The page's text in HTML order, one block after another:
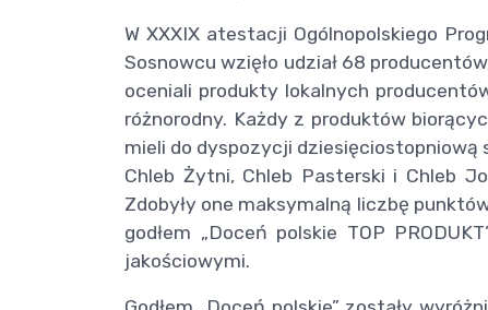
W XXXIX atestacji Ogólnopolskiego
Sosnowcu wzięło udział 68
oceniali produkty lokalnych
różnorodny. Każdy z produktów
mieli do dyspozycji dziesięciostopniową
Chleb Żytni, Chleb Pasterski i Chleb
Zdobyły one maksymalną liczbę
godłem „Doceń polskie TOP
jakościowymi.